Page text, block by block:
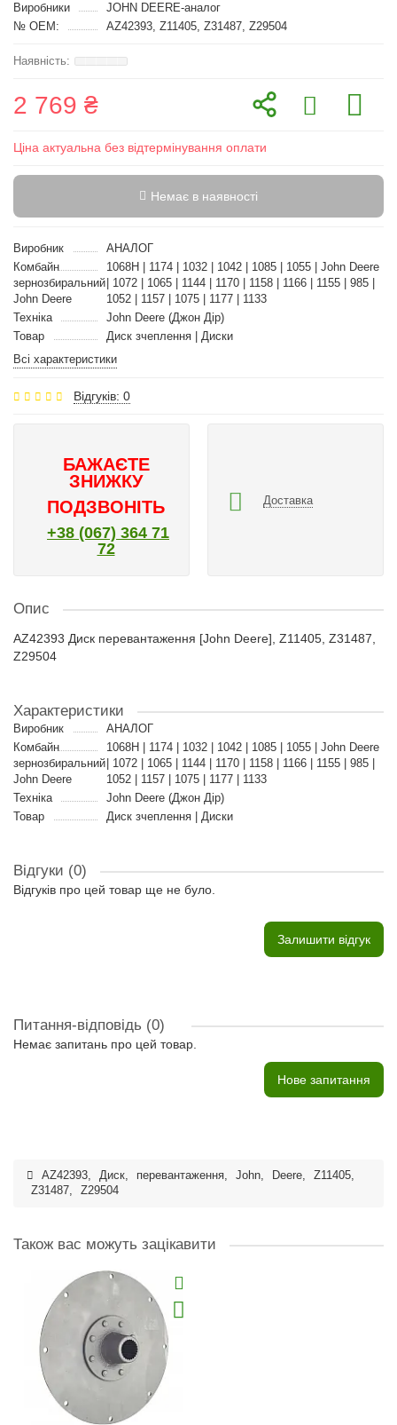
Виробники
JOHN DEERE-аналог
№ OEM:
AZ42393, Z11405, Z31487, Z29504
2 769 ₴
Ціна актуальна без відтермінування оплати
Немає в наявності
Виробник
АНАЛОГ
Комбайн
зернозбиральний
John Deere
1068H | 1174 | 1032 | 1042 | 1085 | 1055 | John Deere
| 1072 | 1065 | 1144 | 1170 | 1158 | 1166 | 1155 | 985 |
1052 | 1157 | 1075 | 1177 | 1133
Техніка
John Deere (Джон Дір)
Товар
Диск зчеплення | Диски
Всі характеристики
Відгуків: 0
БАЖАЄТЕ
ЗНИЖКУ
ПОДЗВОНІТЬ
+38 (067) 364 71
72
Доставка
Опис
AZ42393 Диск перевантаження [John Deere], Z11405, Z31487,
Z29504
Характеристики
Виробник
АНАЛОГ
Комбайн
зернозбиральний
John Deere
1068H | 1174 | 1032 | 1042 | 1085 | 1055 | John Deere
| 1072 | 1065 | 1144 | 1170 | 1158 | 1166 | 1155 | 985 |
1052 | 1157 | 1075 | 1177 | 1133
Техніка
John Deere (Джон Дір)
Товар
Диск зчеплення | Диски
Відгуки (0)
Відгуків про цей товар ще не було.
Залишити відгук
Питання-відповідь (0)
Немає запитань про цей товар.
Нове запитання
AZ42393, Диск, перевантаження, John, Deere, Z11405,
Z31487, Z29504
Також вас можуть зацікавити